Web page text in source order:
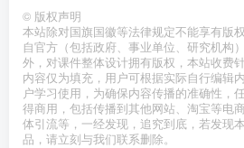
© 版权声明
本站除对国旗国徽等法律规定不能享有版
自官方（包括政府、事业单位、研究机构
外，对课件整体设计拥有版权，本站收费
内容仅为填充，用户可根据实际自行编辑
户学习使用，为确保内容传播的准确性，
得商用，包括传播到其他网站、淘宝等电
体引流等，一经发现，追究到底，若发现
品，请立刻与我们联系删除。